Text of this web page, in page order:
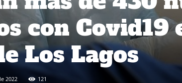
con Covid19
Los Lagos
2022 121